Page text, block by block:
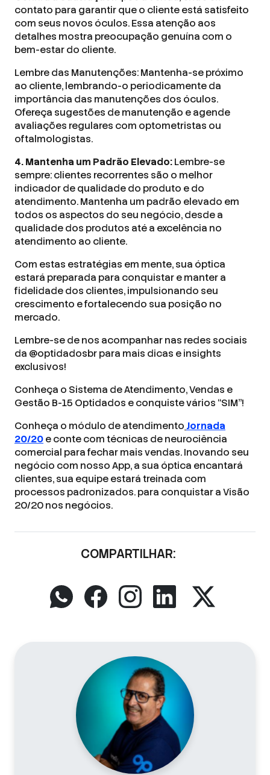
contato para garantir que o cliente está satisfeito
com seus novos óculos. Essa atenção aos
detalhes mostra preocupação genuína com o
bem-estar do cliente.
Lembre das Manutenções: Mantenha-se próximo
ao cliente, lembrando-o periodicamente da
importância das manutenções dos óculos.
Ofereça sugestões de manutenção e agende
avaliações regulares com optometristas ou
oftalmologistas.
4. Mantenha um Padrão Elevado:Lembre-se
sempre: clientes recorrentes são o melhor
indicador de qualidade do produto e do
atendimento. Mantenha um padrão elevado em
todos os aspectos do seu negócio, desde a
qualidade dos produtos até a excelência no
atendimento ao cliente.
Com estas estratégias em mente, sua óptica
estará preparada para conquistar e manter a
fidelidade dos clientes, impulsionando seu
crescimento e fortalecendo sua posição no
mercado.
Lembre-se de nos acompanhar nas redes sociais
da @optidadosbr para mais dicas e insights
exclusivos!
Conheça o Sistema de Atendimento, Vendas e
Gestão B-15 Optidados e conquiste vários “SIM”!
Conheça o módulo de atendimento Jornada
20/20e conte com técnicas de neurociência
comercial para fechar mais vendas. Inovando seu
negócio com nosso App, a sua óptica encantará
clientes, sua equipe estará treinada com
processos padronizados. para conquistar a Visão
20/20 nos negócios.
COMPARTILHAR: